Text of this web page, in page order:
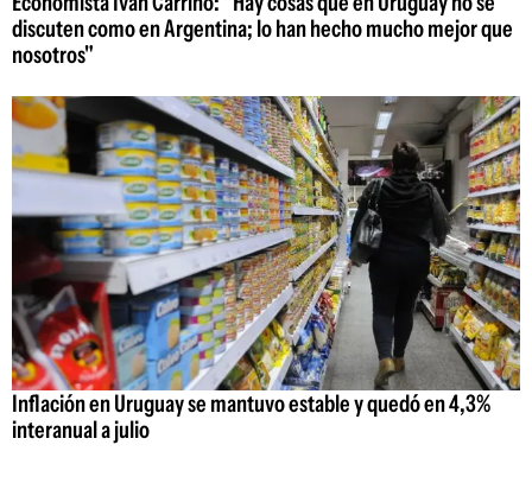
discuten como en Argentina; lo han hecho mucho mejor que
nosotros"
Inflación en Uruguay se mantuvo estable y quedó en 4,3%
interanual a julio